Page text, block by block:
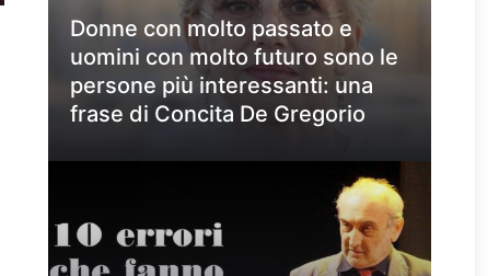
Donne con molto passato e
uomini con molto futuro sono le
persone più interessanti: una
frase di Concita De Gregorio